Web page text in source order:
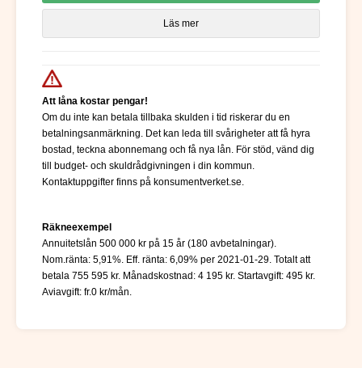
Läs mer
Att låna kostar pengar!
Om du inte kan betala tillbaka skulden i tid riskerar du en
betalningsanmärkning. Det kan leda till svårigheter att få hyra
bostad, teckna abonnemang och få nya lån. För stöd, vänd dig
till budget- och skuldrådgivningen i din kommun.
Kontaktuppgifter finns på konsumentverket.se.
Räkneexempel
Annuitetslån 500 000 kr på 15 år (180 avbetalningar).
Nom.ränta: 5,91%. Eff. ränta: 6,09% per 2021-01-29. Totalt att
betala 755 595 kr. Månadskostnad: 4 195 kr. Startavgift: 495 kr.
Aviavgift: fr.0 kr/mån.